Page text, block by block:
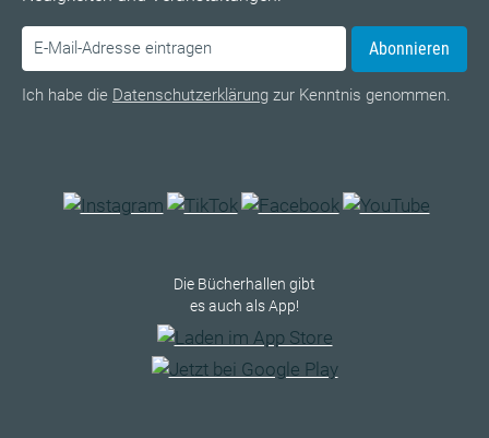
Abonnieren
Ich habe die Datenschutzerklärung zur Kenntnis genommen.
Die Bücherhallen gibt
es auch als App!